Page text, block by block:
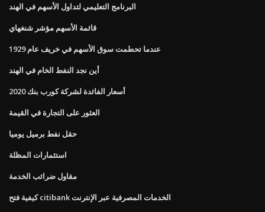
البرنامج التعليمي لتداول الأسهم في الهند
قائمة الأسهم مؤشر شنغهاي
عندما تحطمت سوق الأسهم في خريف عام 1929
أين نجد النفط الخام في الهند
أسعار الفائدة لشركة كورب بنك 2020
العثور على التجارة في القيمة
حقل نفط برميل يوميا
استثمارات المظلة
مقاول ضرائب الخدمة
كيفية فتح citibank الخدمات المصرفية عبر الإنترنت